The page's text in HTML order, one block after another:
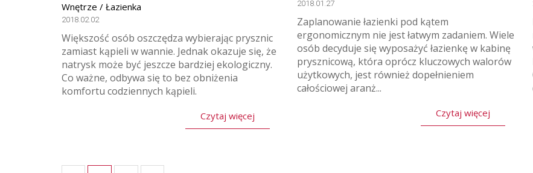
Wnętrze / Łazienka
2018.02.02
Większość osób oszczędza wybierając prysznic
zamiast kąpieli w wannie. Jednak okazuje się, że
natrysk może być jeszcze bardziej ekologiczny.
Co ważne, odbywa się to bez obniżenia
komfortu codziennych kąpieli.
Czytaj więcej
2018.01.27
Zaplanowanie łazienki pod kątem
ergonomicznym nie jest łatwym zadaniem. Wiele
osób decyduje się wyposażyć łazienkę w kabinę
prysznicową, która oprócz kluczowych walorów
użytkowych, jest również dopełnieniem
całościowej aranż...
Czytaj więcej